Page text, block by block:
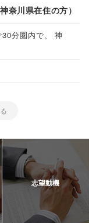
奈川県在住の方）
分圏内で、
神
志望動機